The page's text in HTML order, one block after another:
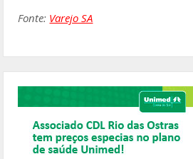
Fonte: Varejo SA